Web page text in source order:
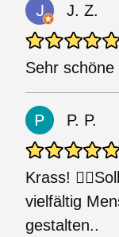
J. Z.
Sehr schöne
P. P.
Krass!
vielfältig
gestalten..